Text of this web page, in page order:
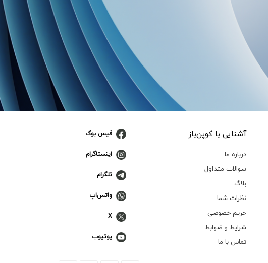
آشنایی با کوپن‌باز
درباره ما
سوالات متداول
بلاگ
نظرات شما
حریم خصوصی
شرایط و ضوابط
تماس با ما
فیس بوک
اینستاگرام
تلگرام
واتس‌اپ
X
یوتیوب